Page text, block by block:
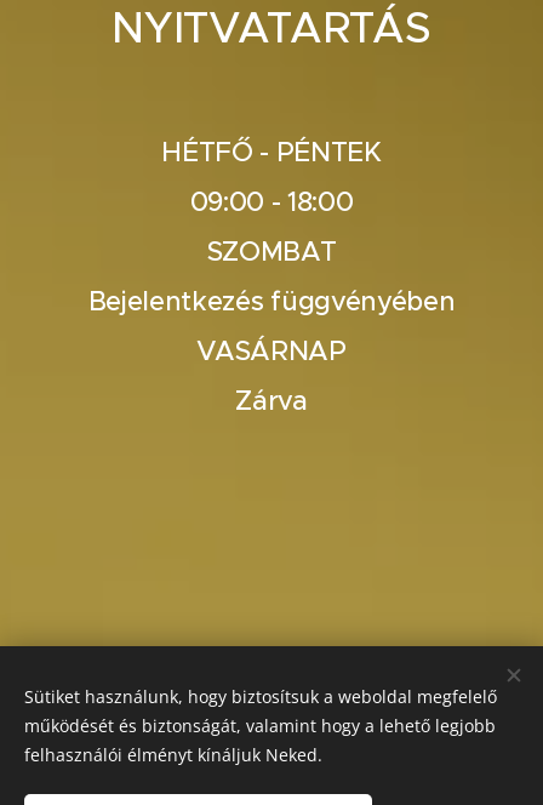
NYITVATARTÁS
HÉTFŐ - PÉNTEK
09:00 - 18:00
SZOMBAT
Bejelentkezés függvényében
VASÁRNAP
Zárva
Sütiket használunk, hogy biztosítsuk a weboldal megfelelő
működését és biztonságát, valamint hogy a lehető legjobb
felhasználói élményt kínáljuk Neked.